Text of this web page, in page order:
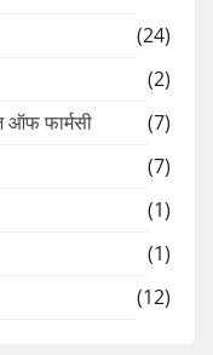
(24)
(2)
ऑफ फार्मसी
(7)
(7)
(1)
(1)
(12)